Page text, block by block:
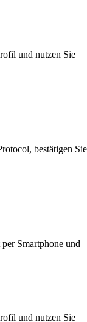
und nutzen Sie
bestätigen Sie
Smartphone und
und nutzen Sie